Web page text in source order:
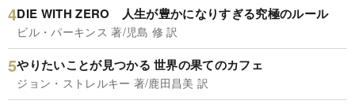
DIE WITH ZERO 人生が豊かになりすぎる究極のルール
ビル・パーキンス 著/児島 修 訳
やりたいことが見つかる 世界の果てのカフェ
ジョン・ストレルキー 著/鹿田昌美 訳